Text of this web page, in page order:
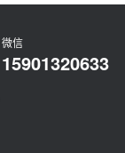
微信
15901320633